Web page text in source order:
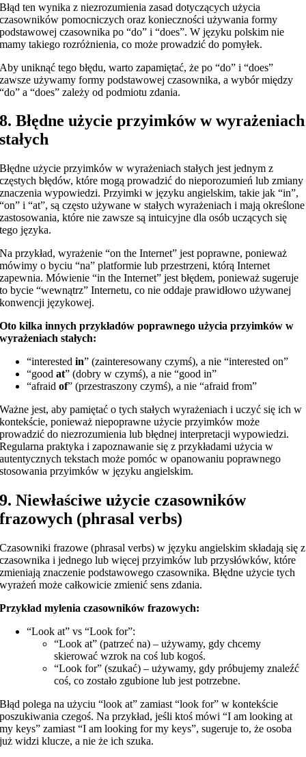
Błąd ten wynika z niezrozumienia zasad dotyczących użycia
czasowników pomocniczych oraz konieczności używania formy
podstawowej czasownika po “do” i “does”. W języku polskim nie
mamy takiego rozróżnienia, co może prowadzić do pomyłek.
Aby uniknąć tego błędu, warto zapamiętać, że po “do” i “does”
zawsze używamy formy podstawowej czasownika, a wybór między
“do” a “does” zależy od podmiotu zdania.
8. Błędne użycie przyimków w wyrażeniach
stałych
Błędne użycie przyimków w wyrażeniach stałych jest jednym z
częstych błędów, które mogą prowadzić do nieporozumień lub zmiany
znaczenia wypowiedzi. Przyimki w języku angielskim, takie jak “in”,
“on” i “at”, są często używane w stałych wyrażeniach i mają określone
zastosowania, które nie zawsze są intuicyjne dla osób uczących się
tego języka.
Na przykład, wyrażenie “on the Internet” jest poprawne, ponieważ
mówimy o byciu “na” platformie lub przestrzeni, którą Internet
zapewnia. Mówienie “in the Internet” jest błędem, ponieważ sugeruje
to bycie “wewnątrz” Internetu, co nie oddaje prawidłowo używanej
konwencji językowej.
Oto kilka innych przykładów poprawnego użycia przyimków w
wyrażeniach stałych:
“interestedin” (zainteresowany czymś), a nie “interested on”
“goodat” (dobry w czymś), a nie “good in”
“afraidof” (przestraszony czymś), a nie “afraid from”
Ważne jest, aby pamiętać o tych stałych wyrażeniach i uczyć się ich w
kontekście, ponieważ niepoprawne użycie przyimków może
prowadzić do niezrozumienia lub błędnej interpretacji wypowiedzi.
Regularna praktyka i zapoznawanie się z przykładami użycia w
autentycznych tekstach może pomóc w opanowaniu poprawnego
stosowania przyimków w języku angielskim.
9. Niewłaściwe użycie czasowników
frazowych (phrasal verbs)
Czasowniki frazowe (phrasal verbs) w języku angielskim składają się z
czasownika i jednego lub więcej przyimków lub przysłówków, które
zmieniają znaczenie podstawowego czasownika. Błędne użycie tych
wyrażeń może całkowicie zmienić sens zdania.
Przykład mylenia czasowników frazowych:
“Look at” vs “Look for”:
“Look at” (patrzeć na) – używamy, gdy chcemy
skierować wzrok na coś lub kogoś.
“Look for” (szukać) – używamy, gdy próbujemy znaleźć
coś, co zostało zgubione lub jest potrzebne.
Błąd polega na użyciu “look at” zamiast “look for” w kontekście
poszukiwania czegoś. Na przykład, jeśli ktoś mówi “I am looking at
my keys” zamiast “I am looking for my keys”, sugeruje to, że osoba
już widzi klucze, a nie że ich szuka.